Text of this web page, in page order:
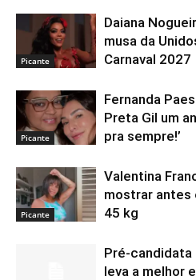
Picante
Daiana
musa da
Carnaval 2027
Picante
Fernanda
Preta Gil um
pra sempre!’
Picante
Valentina
mostrar antes
45 kg
Pré-candidata
leva a melhor